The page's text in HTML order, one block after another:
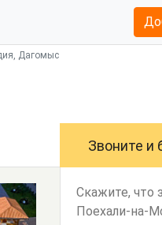
Дагомыс
Звоните и
Скажите, что
Поехали-на-